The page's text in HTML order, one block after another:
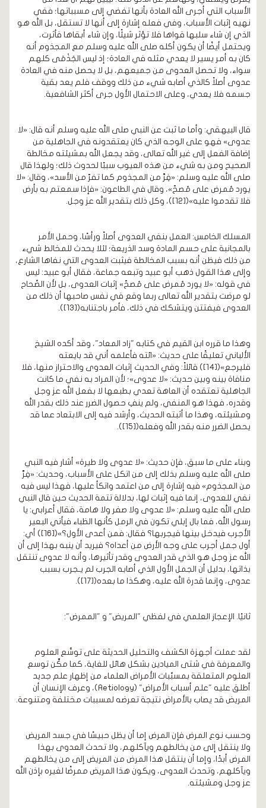
الأسباب التي أجرى الله العادة بأنها تفضي إلى مسبباتها؛ ففي
نهيه إثبات الأسباب، وفي فعله إشارة إلى أنها لا تستقل، بل الله هو
الذي إن شاء سلبها قواها فلا تؤثر شيئًا، وإن شاء أبقاها فأثرت،
ويحتمل أيضًا أن يكون أكله صلى الله عليه وسلم مع المجذوم أنه
كان به أمر يسير لا يعدي مثله في العادة؛ إذ ليس الجَذْمَى كلهم
سواء، ولا تحصل العدوى من جميعهم، بل لا يحصل منه في العادة
عدوى أصلاً كالذي أصابه شيء من ذلك ووقف فلم يعد بقية
جسمه فلا يعدي، وعلى الاحتمال الأول جرى أكثر الشافعية.
قال البيهقي: وأما ما ثبت عن النبي صلى الله عليه وسلم أنه قال: «لا
عدوى» فهو على الوجه الذي كان يعتقدونه في الجاهلية من
إضافة الفعل إلى غير الله تعالى، وقد يجعل الله بمشيئته مخالطة
الصحيح ومن به شيء من هذه العيوب سببًا لحدوث ذلك؛ ولهذا قال
صلى الله عليه وسلم: «فِرَّ من المجذوم كما تفرّ من الأسد»، وقال: «لا
يورد مُمرض على مُصحّ»، وقال في الطاعون: «فإذا سمعتم به بأرض
فلا تقدموا عليه»([12])، وكل ذلك بتقدير الله عز وجل.
المسلك الخامس: العمل بنفي العدوى أصلاً ورأسًا، وحمل الأمر
بالمجانبة على حسم المادة وسد الذريعة؛ لئلا يحدث للمخالط شيء
من ذلك فيظن أنه بسبب المخالطة فيثبت العدوى التي نفاها الشارع،
وإلى هذا القول ذهب أبو عبيد وتبعه جماعة، فقال أبو عبيد: ليس
في قوله: «لا يورد مُمرض على مُصحّ» إثبات العدوى، بل لأن الصِّحاح
لو مرضت بتقدير الله تعالى ربما وقع في نفس صاحبها أن ذلك من
العدوى فيفتتن ويتشكك في ذلك، فأمر باجتنابه([13]).
وهذا ما قرره ابن القيم في كتابه "زاد المعاد"، وقد أكده الشيخ
الألباني تعليقًا على حديث: «ائته فأعلمه أني قد بايعته
فليرجع»([14]) قائلاً: وفي الحديث إثبات العدوى والاحتراز منها، فلا
منافاة بينه وبين حديث: «لا عدوى»؛ لأن المراد به نفي ما كانت
الجاهلية تعتقده أن العاهة تعدي بطبعها لا بفعل الله عز وجل
وقدره، فهذا هو المنفي، ولم ينفِ حصول الضرر عند ذلك بقدر الله
ومشيئته، وهذا ما أثبته الحديث، وأرشد فيه إلى الابتعاد عما قد
يحصل الضرر منه بقدر الله وفعله([15]).
وبناء على ما سبق، فإن حديث: «لا عدوى ولا طيرة» أشار فيه النبي
صلى الله عليه وسلم بذلك إلى من اتكل على الأسباب، وحديث: «فِرَّ
من المجذوم» فيه إشارة إلى من اعتمد واتكأ عليها، فهذا ليس فيه
نفي للعدوى، إنما فيه إثبات لها، بدلالة تتمة الحديث حين قال النبي
صلى الله عليه وسلم: «لا عدوى ولا صفر ولا هامة، فقال أعرابي: يا
رسول الله، فما بال إبلي تكون في الرمل كأنها الظباء فيأتي البعير
الأجرب فيدخل بينها فيجربها؟ فقال: فمن أعدى الأول؟»([16]) أي:
أول جمل أجرب على وجه الأرض من أعداه؟ فيريد أن ينبه بهذا إلى أن
الله عز وجل هو الذي قدر العدوى وقدر تأثيرها، وأنه لا عدوى تنتقل
بذاتها، بدليل أن الجمل الأول الذي أصابه الجرب لم يـجرب بسبب
عدوى، وإنما قدرة الله عليه، وهكذا ما بعده([17]).
ثانيًا. الإعجاز العلمي في لفظي "المريض" و "الممرض":
لقد عملت أجهزة الكشف والتحليل الحديثة على توسُّع العلوم
والمعرفة في شتى الميادين بشكل هائل للغاية، كما مكَّن توسع
العلوم المتعلقة بمسبِّبات الأمراض العلماء من إظهار علم جديد
أطلق عليه "علم أسباب الأمراض" (Aetiology)، وعرف الإنسان أن
المريض قد يصاب بالأمراض نتيجة تعرضه لمسببات مختلفة ومتنوعة.
وحسب نوع المرض فإن المرض إما أن يظل حبيسًا في جسد المريض
ولا ينتقل إلى من يخالطهم ويآكلهم، ولا تحدث العدوى بهذا
المرض أبدًا، وإما أن ينتقل هذا المرض من المريض إلى من يخالطهم
ويآكلهم، وتحدث العدوى، ويكون هذا المريض ممرضًا لغيره بإذن الله
عز وجل ومشيئته.